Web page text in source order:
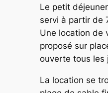
Le petit
servi à partir de
Une location de
proposé sur
ouverte tous les
La location se